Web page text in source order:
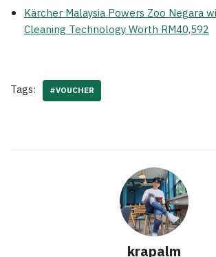
Kärcher Malaysia Powers Zoo Negara
Cleaning Technology Worth RM40,592
Tags: #VOUCHER